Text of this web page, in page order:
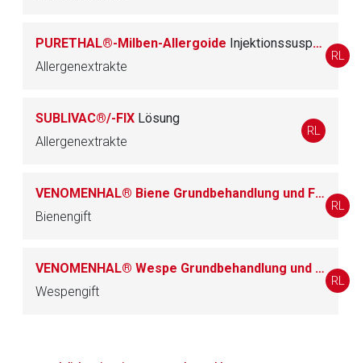
PURETHAL®-Milben-Allergoide Injektionssuspension
Allergenextrakte
RL
SUBLIVAC®/-FIX Lösung
Allergenextrakte
RL
VENOMENHAL® Biene Grundbehandlung und Fortsetzungsbehandlung
Bienengift
RL
VENOMENHAL® Wespe Grundbehandlung und Fortsetzungsbehandlung
Wespengift
RL